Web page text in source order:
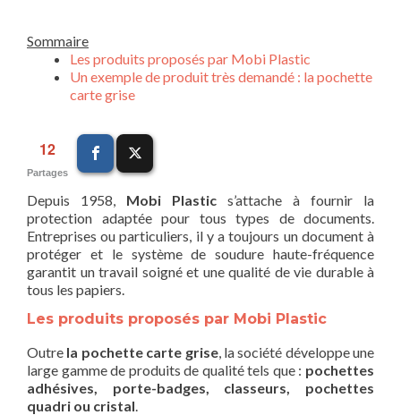
Sommaire
Les produits proposés par Mobi Plastic
Un exemple de produit très demandé : la pochette
carte grise
12
Partages
Depuis 1958, Mobi Plastic s’attache à fournir la
protection adaptée pour tous types de documents.
Entreprises ou particuliers, il y a toujours un document à
protéger et le système de soudure haute-fréquence
garantit un travail soigné et une qualité de vie durable à
tous les papiers.
Les produits proposés par Mobi Plastic
Outre la pochette carte grise, la société développe une
large gamme de produits de qualité tels que : pochettes
adhésives, porte-badges, classeurs, pochettes
quadri ou cristal.